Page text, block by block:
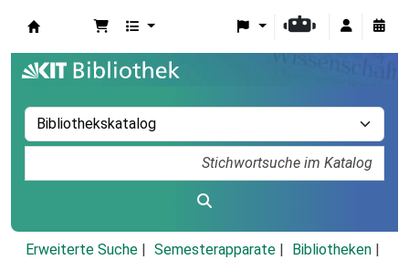
Erweiterte Suche Semesterapparate
Bibliotheken